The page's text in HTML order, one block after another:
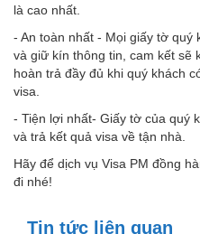
là cao nhất.
- An toàn nhất - Mọi giấy tờ
và giữ kín thông tin, cam kết sẽ
hoàn trả đầy đủ khi quý khách
visa.
- Tiện lợi nhất- Giấy tờ của quý
và trả kết quả visa về tận nhà.
Hãy để dịch vụ Visa PM đồng
đi nhé!
Tin tức liên quan